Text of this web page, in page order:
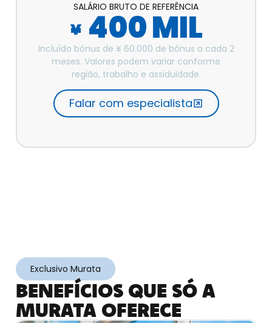
SALÁRIO BRUTO DE REFERÊNCIA
¥ 400 MIL
Incluído bônus de ¥ 60.000 de bônus a cada 2
meses. Valores podem variar conforme
região, trabalho e assiduidade.
Falar com especialista
Exclusivo Murata
BENEFÍCIOS QUE SÓ A
MURATA OFERECE